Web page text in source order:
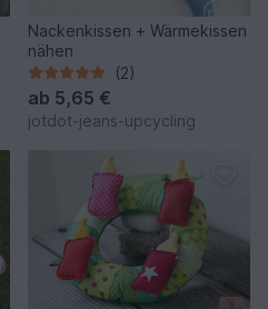
Nackenkissen + Wärmekissen
nähen
(2)
ab 5,65 €
jotdot-jeans-upcycling